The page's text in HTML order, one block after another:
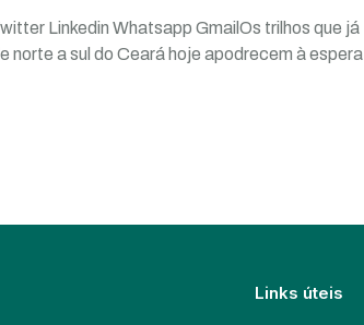
Linkedin Whatsapp GmailOs trilhos que já
norte a sul do Ceará hoje apodrecem à espera
Links úteis